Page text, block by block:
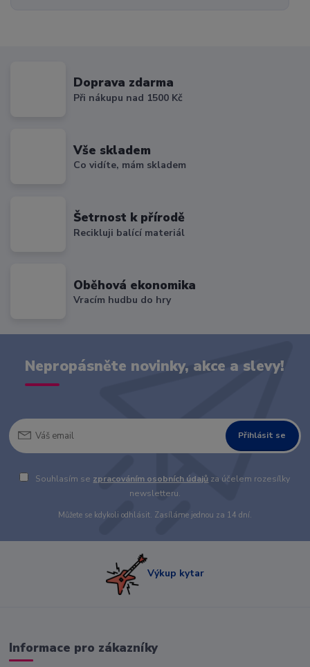
Doprava zdarma
Při nákupu nad 1500 Kč
Vše skladem
Co vidíte, mám skladem
Šetrnost k přírodě
Recikluji balící materiál
Oběhová ekonomika
Vracím hudbu do hry
Nepropásněte novinky, akce a slevy!
Přihlásit se
Souhlasím se zpracováním osobních údajů za účelem rozesílky
newsletteru.
Můžete se kdykoli odhlásit. Zasíláme jednou za 14 dní.
Výkup kytar
Informace pro zákazníky